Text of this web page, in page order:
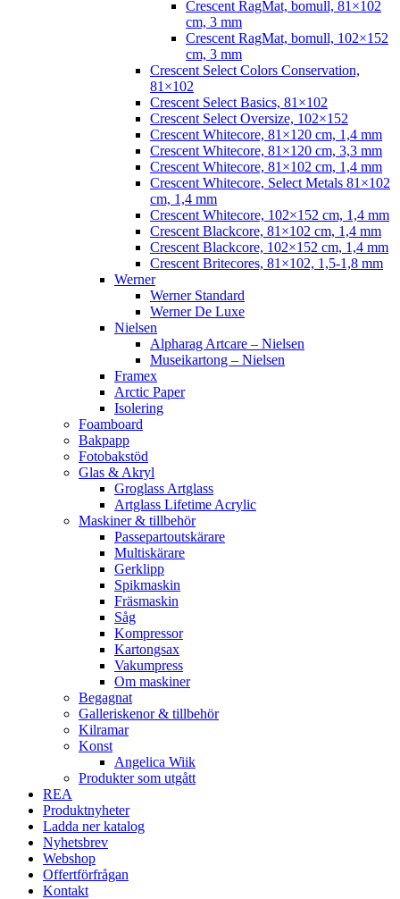
Crescent RagMat, bomull, 81×102
cm, 3 mm
Crescent RagMat, bomull, 102×152
cm, 3 mm
Crescent Select Colors Conservation,
81×102
Crescent Select Basics, 81×102
Crescent Select Oversize, 102×152
Crescent Whitecore, 81×120 cm, 1,4 mm
Crescent Whitecore, 81×120 cm, 3,3 mm
Crescent Whitecore, 81×102 cm, 1,4 mm
Crescent Whitecore, Select Metals 81×102
cm, 1,4 mm
Crescent Whitecore, 102×152 cm, 1,4 mm
Crescent Blackcore, 81×102 cm, 1,4 mm
Crescent Blackcore, 102×152 cm, 1,4 mm
Crescent Britecores, 81×102, 1,5-1,8 mm
Werner
Werner Standard
Werner De Luxe
Nielsen
Alpharag Artcare – Nielsen
Museikartong – Nielsen
Framex
Arctic Paper
Isolering
Foamboard
Bakpapp
Fotobakstöd
Glas & Akryl
Groglass Artglass
Artglass Lifetime Acrylic
Maskiner & tillbehör
Passepartoutskärare
Multiskärare
Gerklipp
Spikmaskin
Fräsmaskin
Såg
Kompressor
Kartongsax
Vakumpress
Om maskiner
Begagnat
Galleriskenor & tillbehör
Kilramar
Konst
Angelica Wiik
Produkter som utgått
REA
Produktnyheter
Ladda ner katalog
Nyhetsbrev
Webshop
Offertförfrågan
Kontakt